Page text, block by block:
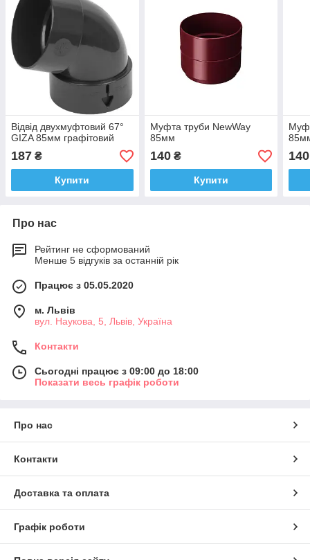
Відвід двухмуфтовий 67°
GIZA 85мм графітовий
187 ₴
Купити
Муфта труби NewWay
85мм
140₴
Купити
140
Про нас
Рейтинг не сформований
Менше 5 відгуків за останній рік
Працює з 05.05.2020
м. Львів
вул. Наукова, 5, Львів, Україна
Контакти
Сьогодні працює з 09:00 до 18:00
Показати весь графік роботи
Про нас
Контакти
Доставка та оплата
Графік роботи